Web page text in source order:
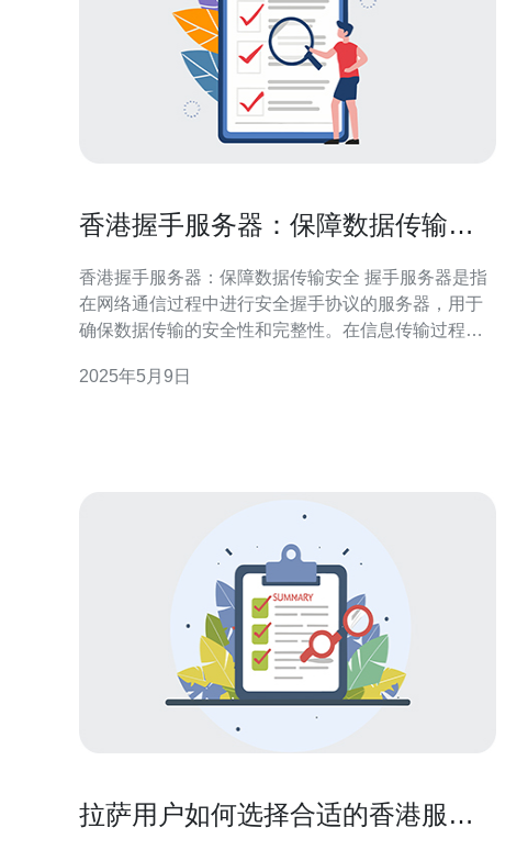
香港握手服务器：保障数据传输安
香港握手服务器：保障数据传输安全 握手服务器是指
在网络通信过程中进行安全握手协议的服务器，用于
确保数据传输的安全性和完整性。在信息传输过程
恶意篡改或窃取。 香港作为一个国际金融中心和信息
2025年5月9日
拉萨用户如何选择合适的香港服务